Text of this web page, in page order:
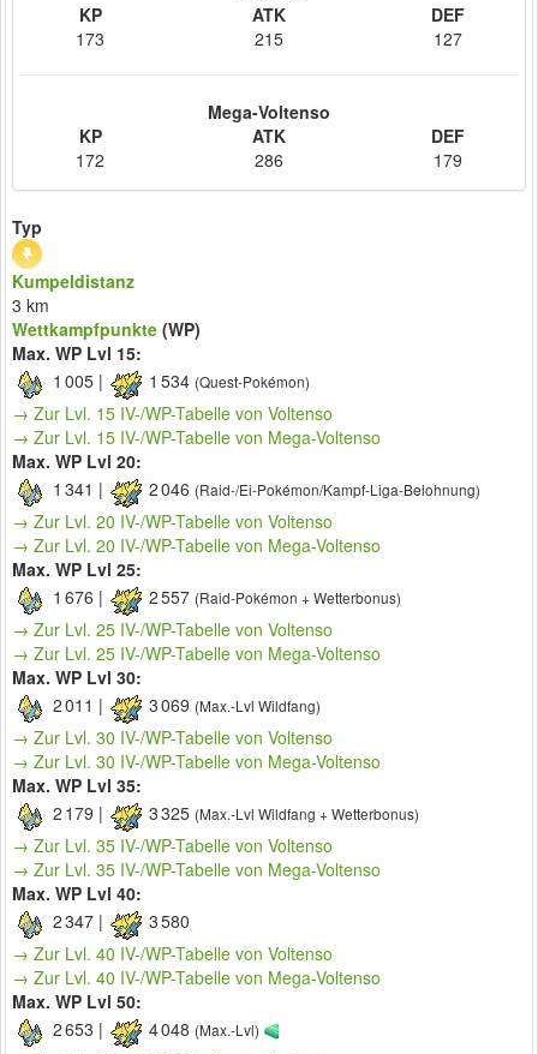
KP
173
ATK
215
DEF
127
Mega-Voltenso
KP
172
ATK
286
DEF
179
Typ
Kumpeldistanz
3 km
Wettkampfpunkte (WP)
Max. WP Lvl 15:
1 005 |
1 534 (Quest-Pokémon)
→ Zur Lvl. 15 IV-/WP-Tabelle von Voltenso
→ Zur Lvl. 15 IV-/WP-Tabelle von Mega-Voltenso
Max. WP Lvl 20:
1 341 |
2 046 (Raid-/Ei-Pokémon/Kampf-Liga-Belohnung)
→ Zur Lvl. 20 IV-/WP-Tabelle von Voltenso
→ Zur Lvl. 20 IV-/WP-Tabelle von Mega-Voltenso
Max. WP Lvl 25:
1 676 |
2 557 (Raid-Pokémon + Wetterbonus)
→ Zur Lvl. 25 IV-/WP-Tabelle von Voltenso
→ Zur Lvl. 25 IV-/WP-Tabelle von Mega-Voltenso
Max. WP Lvl 30:
2 011 |
3 069 (Max.-Lvl Wildfang)
→ Zur Lvl. 30 IV-/WP-Tabelle von Voltenso
→ Zur Lvl. 30 IV-/WP-Tabelle von Mega-Voltenso
Max. WP Lvl 35:
2 179 |
3 325 (Max.-Lvl Wildfang + Wetterbonus)
→ Zur Lvl. 35 IV-/WP-Tabelle von Voltenso
→ Zur Lvl. 35 IV-/WP-Tabelle von Mega-Voltenso
Max. WP Lvl 40:
2 347 |
3 580
→ Zur Lvl. 40 IV-/WP-Tabelle von Voltenso
→ Zur Lvl. 40 IV-/WP-Tabelle von Mega-Voltenso
Max. WP Lvl 50:
2 653 |
4 048 (Max.-Lvl)